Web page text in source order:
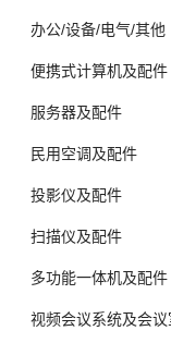
办公/设备/电气/其他
便携式计算机及配件
服务器及配件
民用空调及配件
投影仪及配件
扫描仪及配件
多功能一体机及配件